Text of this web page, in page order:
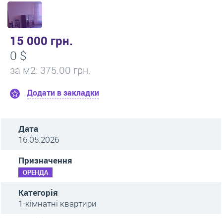
15 000 грн.
0 $
за м2: 375.00 грн.
Додати в закладки
Дата
16.05.2026
Призначення
ОРЕНДА
Категорія
1-кімнатні квартири